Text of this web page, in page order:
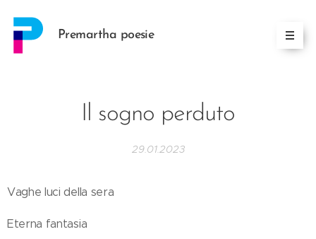
Premartha poesie
Il sogno perduto
29.01.2023
Vaghe luci della sera
Eterna fantasia